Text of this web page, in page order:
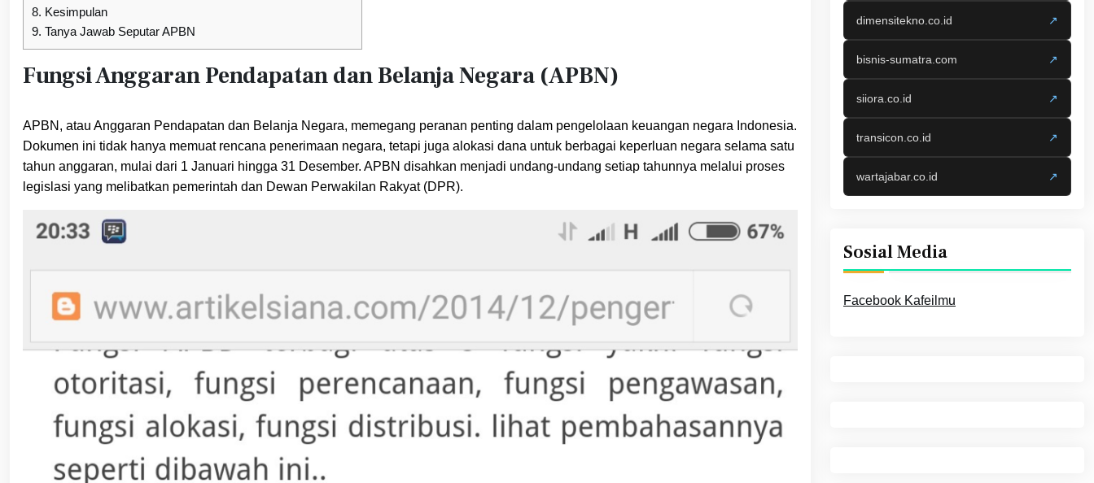
8. Kesimpulan
9. Tanya Jawab Seputar APBN
Fungsi Anggaran Pendapatan dan Belanja Negara (APBN)
APBN, atau Anggaran Pendapatan dan Belanja Negara, memegang peranan penting dalam pengelolaan keuangan negara Indonesia.
Dokumen ini tidak hanya memuat rencana penerimaan negara, tetapi juga alokasi dana untuk berbagai keperluan negara selama satu
tahun anggaran, mulai dari 1 Januari hingga 31 Desember. APBN disahkan menjadi undang-undang setiap tahunnya melalui proses
legislasi yang melibatkan pemerintah dan Dewan Perwakilan Rakyat (DPR).
dimensitekno.co.id ↗
bisnis-sumatra.com ↗
siiora.co.id ↗
transicon.co.id ↗
wartajabar.co.id ↗
Sosial Media
Facebook Kafeilmu